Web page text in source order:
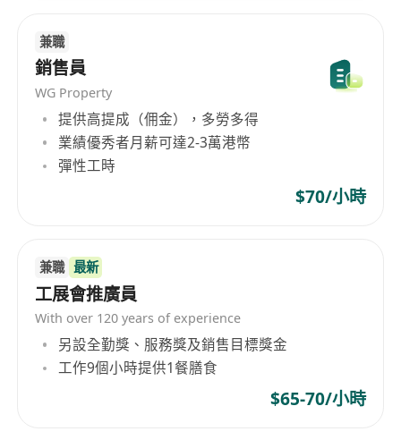
兼職
銷售員
WG Property
提供高提成（佣金），多勞多得
業績優秀者月薪可達2-3萬港幣
彈性工時
$70/小時
兼職 最新
工展會推廣員
With over 120 years of experience
另設全勤獎、服務獎及銷售目標獎金
工作9個小時提供1餐膳食
$65-70/小時